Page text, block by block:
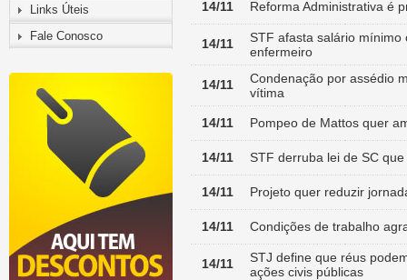
Links Úteis
Fale Conosco
14/11 Reforma Administrativa é
14/11
STF afasta salário
enfermeiro
14/11
Condenação por assédio
vítima
14/11 Pompeo de Mattos quer
14/11 STF derruba lei de SC
14/11 Projeto quer reduzir
14/11 Condições de trabalho
14/11
STJ define que réus
ações civis públicas